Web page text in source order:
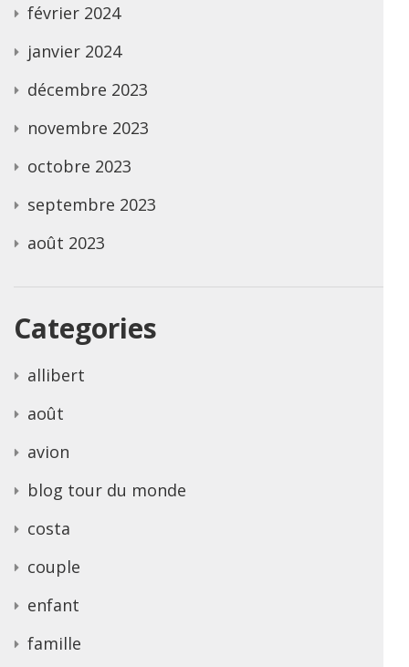
février 2024
janvier 2024
décembre 2023
novembre 2023
octobre 2023
septembre 2023
août 2023
Categories
allibert
août
avion
blog tour du monde
costa
couple
enfant
famille